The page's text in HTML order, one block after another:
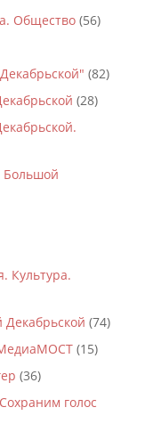
Общество(56)
(82)
(28)
Большой
Культура.
(74)
МедиаМОСТ(15)
(36)
голос